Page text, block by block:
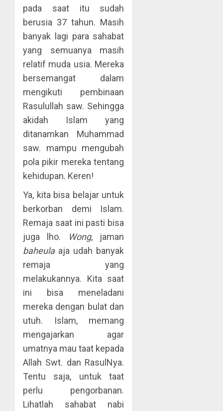
pada saat itu sudah
berusia 37 tahun. Masih
banyak lagi para sahabat
yang semuanya masih
relatif muda usia. Mereka
bersemangat dalam
mengikuti pembinaan
Rasulullah saw. Sehingga
akidah Islam yang
ditanamkan Muhammad
saw. mampu mengubah
pola pikir mereka tentang
kehidupan. Keren!
Ya, kita bisa belajar untuk
berkorban demi Islam.
Remaja saat ini pasti bisa
juga lho.
Wong, jaman
baheulaaja udah banyak
remaja yang
melakukannya. Kita saat
ini bisa meneladani
mereka dengan bulat dan
utuh. Islam, memang
mengajarkan agar
umatnya mau taat kepada
Allah Swt. dan RasulNya.
Tentu saja, untuk taat
perlu pengorbanan.
Lihatlah sahabat nabi